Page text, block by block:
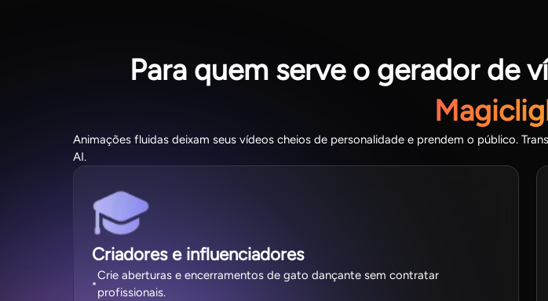
Para quem serve o gerador de
Animações fluidas deixam seus vídeos cheios de personalidade e prendem o público.
AI.
Criadores e influenciadores
Crie aberturas e encerramentos de gato dançante sem contratar
profissionais.